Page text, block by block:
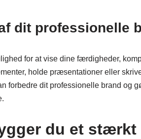
dit professionelle
for at vise dine færdigheder,
holde præsentationer eller
forbedre dit professionelle brand og
du et